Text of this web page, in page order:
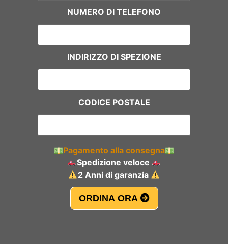
NUMERO DI TELEFONO
INDIRIZZO DI SPEZIONE
CODICE POSTALE
Pagamento alla consegna
Spedizione veloce
2 Anni di garanzia
ORDINA ORA